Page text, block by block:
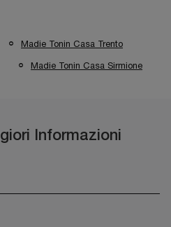
Madie Tonin Casa Trento
Madie Tonin Casa Sirmione
Informazioni